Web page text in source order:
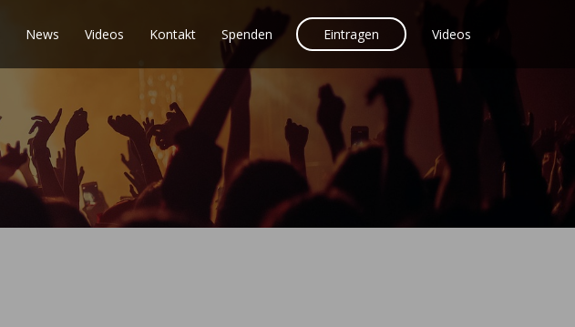
News Videos Kontakt Spenden Eintragen Videos